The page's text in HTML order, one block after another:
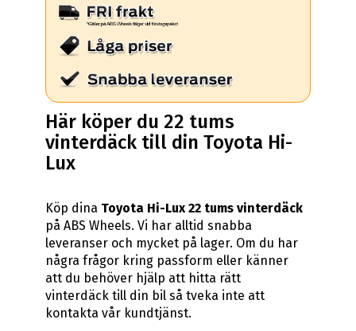
Här köper du 22 tums
vinterdäck till din Toyota Hi-
Lux
Köp dina Toyota Hi-Lux 22 tums vinterdäck
på ABS Wheels. Vi har alltid snabba
leveranser och mycket på lager. Om du har
några frågor kring passform eller känner
att du behöver hjälp att hitta rätt
vinterdäck till din bil så tveka inte att
kontakta vår kundtjänst.